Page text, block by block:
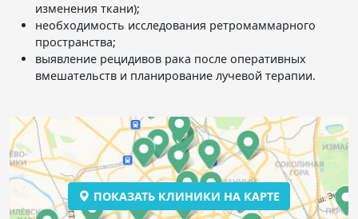
изменения ткани);
необходимость исследования ретромаммарного
пространства;
выявление рецидивов рака после оперативных
вмешательств и планирование лучевой терапии.
ПОКАЗАТЬ КЛИНИКИ НА КАРТЕ